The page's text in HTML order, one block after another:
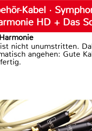
Kabel ·
HD + Das
nicht unumstritten.
angehen: Gute